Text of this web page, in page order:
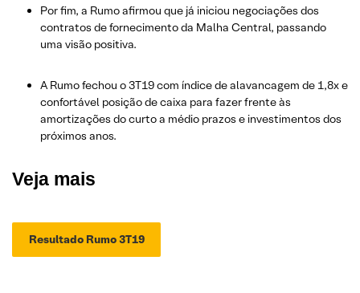
Por fim, a Rumo afirmou que já iniciou negociações dos
contratos de fornecimento da Malha Central, passando
uma visão positiva.
A Rumo fechou o 3T19 com índice de alavancagem de 1,8x e
confortável posição de caixa para fazer frente às
amortizações do curto a médio prazos e investimentos dos
próximos anos.
Veja mais
Resultado Rumo 3T19